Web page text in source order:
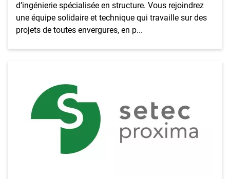
d’ingénierie spécialisée en structure. Vous rejoindrez
une équipe solidaire et technique qui travaille sur des
projets de toutes envergures, en p...